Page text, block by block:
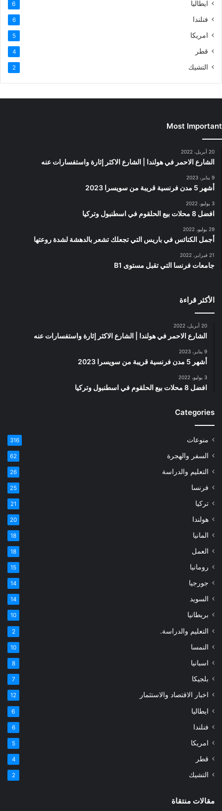
ايطاليا 6
فنلندا 6
امريكا 5
قطر 4
التشيك 2
Most Important
20 أبريل، 2022
الشارع الاحمر في هولندا | الشارع الاكثر إثارة واستفسارات عنه
9 يناير، 2023
أشهر 5 مدن فرنسية قريبة من سويسرا 2023
3 يوليو، 2022
افضل 8 محلات بيع الحلقوم في اسطنبول وتركيا
29 يوليو، 2022
أجمل الكنائس في باريس التي تجعلك تشعر بالدهشة لشدة روعتها
21 فبراير، 2022
جامعات فرنسا التي تقبل مستوى B1
الأكثر قراءة
20 أبريل، 2022
الشارع الاحمر في هولندا | الشارع الاكثر إثارة واستفسارات عنه
9 يناير، 2023
أشهر 5 مدن فرنسية قريبة من سويسرا 2023
3 يوليو، 2022
افضل 8 محلات بيع الحلقوم في اسطنبول وتركيا
Categories
منوعات 316
السفر والهجرة 62
التعليم والدراسة 26
فرنسا 25
تركيا 21
هولندا 20
المانيا 18
العمل 18
رومانيا 15
جورجيا 14
السويد 14
بريطانيا 10
التعليم والدراسة. 2
النمسا 10
اسبانيا 8
بلجيكا 7
اخبار الاقتصاد والاستثمار 12
ايطاليا 6
فنلندا 6
امريكا 5
قطر 4
التشيك 2
مقالات منتقاة